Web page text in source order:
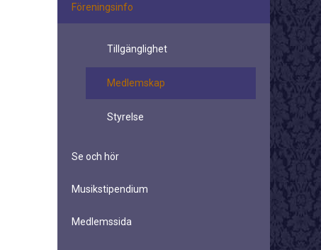
Föreningsinfo
Tillgänglighet
Medlemskap
Styrelse
Se och hör
Musikstipendium
Medlemssida